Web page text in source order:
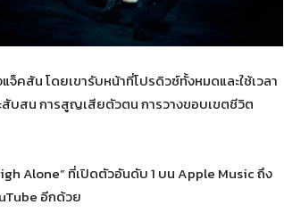
คสัน โดยเขารับหน้าที่โปรดิวซ์ทั้งหมดและใช้เวลา
บสน การสูญเสียตัวตน การวางขอบเขตชีวิต
Alone” ที่เปิดตัวอันดับ 1 บน Apple Music ถึง
อีกด้วย